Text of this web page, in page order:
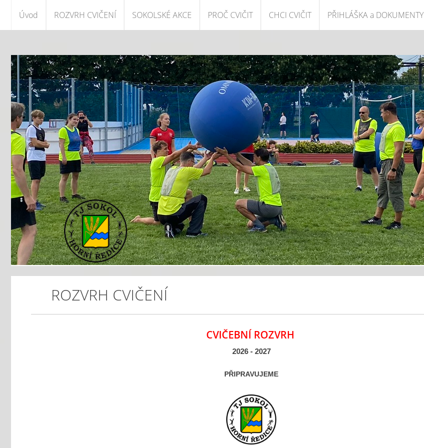
Úvod ROZVRH CVIČENÍ SOKOLSKÉ AKCE PROČ CVIČIT CHCI CVIČIT PŘIHLÁŠKA a DOKUMENTY
ROZVRH CVIČENÍ
CVIČEBNÍ ROZVRH
2026 - 2027
PŘIPRAVUJEME